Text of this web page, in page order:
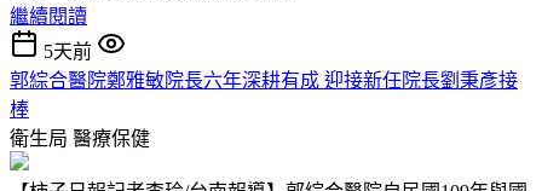
繼續閱讀
5天前
郭綜合醫院鄭雅敏院長六年深耕有成 迎接新任院長劉秉彥接
棒
衛生局 醫療保健